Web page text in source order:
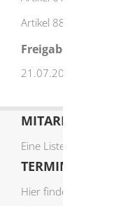
Artikel 88 EU-
Freigabevermerk
21.07.2026
MITARBEITERLISTE
Eine Liste der
TERMIN ONLINE
Hier finden Sie die